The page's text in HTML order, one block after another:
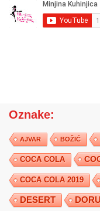
Oznake:
AJVAR BOŽIĆ
COCA COLA
COCA COLA 2019
DESERT